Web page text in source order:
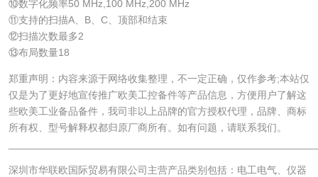
⑩数字化频率50 MHz,100 MHz,200 MHz
⑪支持的扫描A、B、C、顶部和结束
⑫扫描次数最多2
⑬布局数量18
郑重声明：内容来源于网络收集整理，不一定正确，仅作参考;本站仅
仅是为了更好地宣传推广欧美工控备件等产品信息，方便用户了解这
些欧美工业备品备件，我司非以上品牌的官方授权代理，品牌、商标
所有权、型号解释权都归原厂商所有。如有问题，请联系我们。
深圳市华联欧国际贸易有限公司主营产品类别包括：电工电气、仪器